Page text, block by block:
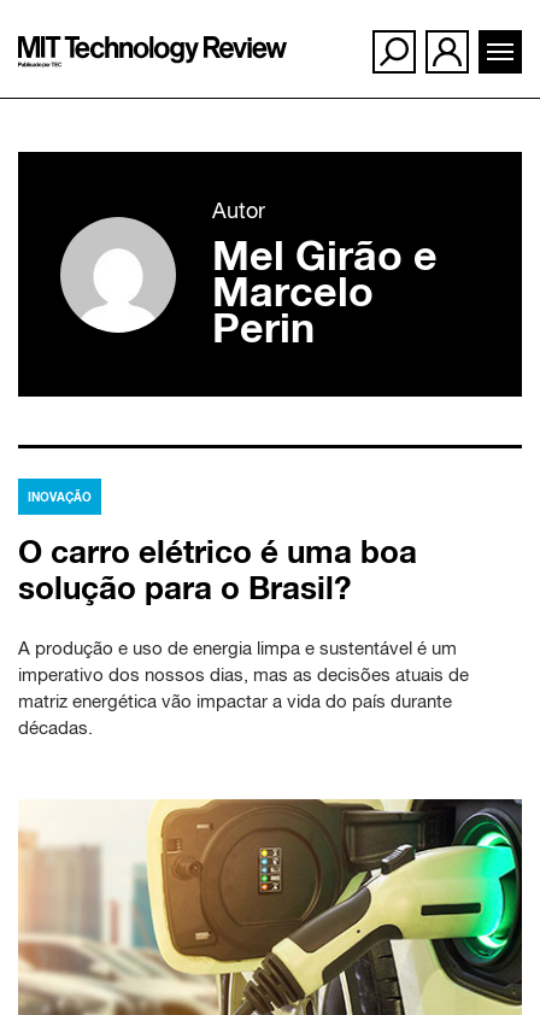
conteúdo
Autor
Mel Girão e
Marcelo
Perin
INOVAÇÃO
O carro elétrico é uma boa
solução para o Brasil?
A produção e uso de energia limpa e sustentável é um
imperativo dos nossos dias, mas as decisões atuais de
matriz energética vão impactar a vida do país durante
décadas.